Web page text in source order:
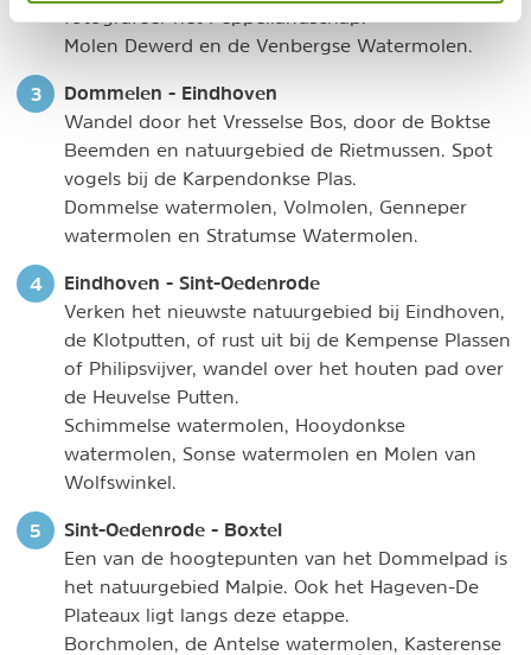
Molen Dewerd en de Venbergse Watermolen.
Dommelen - Eindhoven
Wandel door het Vresselse Bos, door de Boktse
Beemden en natuurgebied de Rietmussen. Spot
vogels bij de Karpendonkse Plas.
Dommelse watermolen, Volmolen, Genneper
watermolen en Stratumse Watermolen.
Eindhoven - Sint-Oedenrode
Verken het nieuwste natuurgebied bij Eindhoven,
de Klotputten, of rust uit bij de Kempense Plassen
of Philipsvijver, wandel over het houten pad over
de Heuvelse Putten.
Schimmelse watermolen, Hooydonkse
watermolen, Sonse watermolen en Molen van
Wolfswinkel.
Sint-Oedenrode - Boxtel
Een van de hoogtepunten van het Dommelpad is
het natuurgebied Malpie. Ook het Hageven-De
Plateaux ligt langs deze etappe.
Borchmolen, de Antelse watermolen, Kasterense